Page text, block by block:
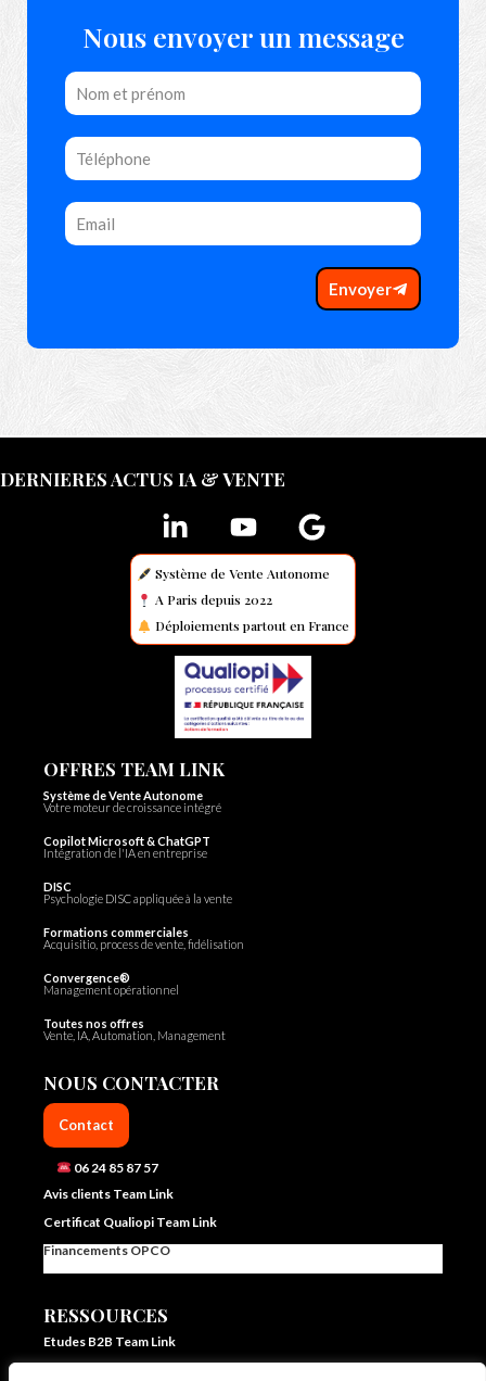
Nous envoyer un message
Envoyer
DERNIERES ACTUS IA & VENTE
Système de Vente Autonome
A Paris depuis 2022
Déploiements partout en France
OFFRES TEAM LINK
Système de Vente Autonome
Votre moteur de croissance intégré
Copilot Microsoft & ChatGPT
Intégration de l'IA en entreprise
DISC
Psychologie DISC appliquée à la vente
Formations commerciales
Acquisitio, process de vente, fidélisation
Convergence®
Management opérationnel
Toutes nos offres
Vente, IA, Automation, Management
NOUS CONTACTER
Contact
06 24 85 87 57
Avis clients Team Link
Certificat Qualiopi Team Link
Financements OPCO
RESSOURCES
Etudes B2B Team Link